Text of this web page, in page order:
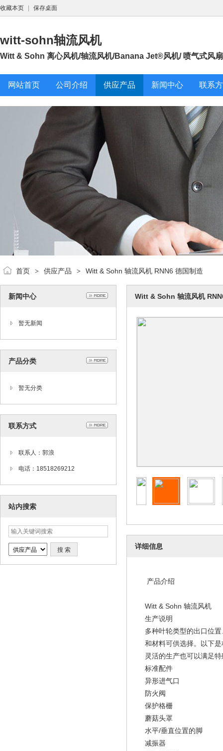
收藏本页 保存桌面
witt-sohn轴流风机
Witt & Sohn 离心风机/轴流风机/Banana Jet®风机/ 喷气式风扇
网站首页 公司介绍 供应产品 新闻中心 联系
首页 > 供应产品 > Witt & Sohn 轴流风机 RNN6 德国制造
新闻中心
暂无新闻
产品分类
暂无分类
联系方式
联系人：郭浪
电话：18518269212
站内搜索
Witt & Sohn 轴流风机
详细信息
产品介绍
Witt & Sohn 轴流风机
生产说明
多种叶轮类型的出口位
和材料可供选择。以下
灵活的生产也可以满足
标准配件
异形进气口
防火阀
保护格栅
蘑菇头罩
水平/垂直位置的脚
减振器